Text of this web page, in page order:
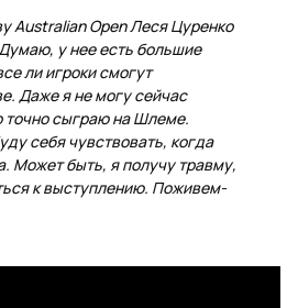
Australian Open Леся Цуренко
у нее есть большие
ли игроки смогут
Даже я не могу сейчас
точно сыграю на Шлеме.
себя чувствовать, когда
Может быть, я получу травму,
к выступлению. Поживем-